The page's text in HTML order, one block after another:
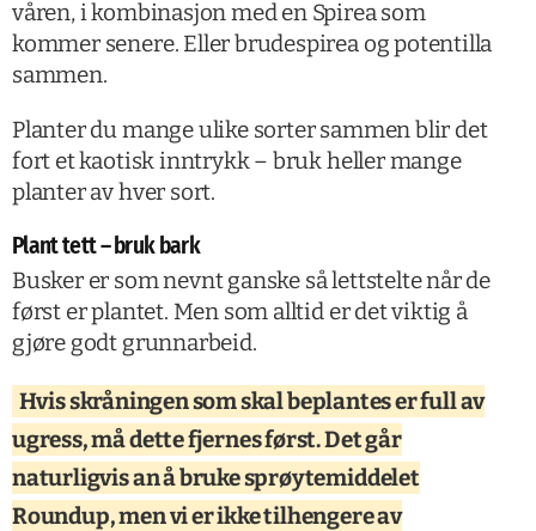
våren, i kombinasjon med en Spirea som
kommer senere. Eller brudespirea og potentilla
sammen.
Planter du mange ulike sorter sammen blir det
fort et kaotisk inntrykk – bruk heller mange
planter av hver sort.
Plant tett – bruk bark
Busker er som nevnt ganske så lettstelte når de
først er plantet. Men som alltid er det viktig å
gjøre godt grunnarbeid.
Hvis skråningen som skal beplantes er full av
ugress, må dette fjernes først. Det går
naturligvis an å bruke sprøytemiddelet
Roundup, men vi er ikke tilhengere av